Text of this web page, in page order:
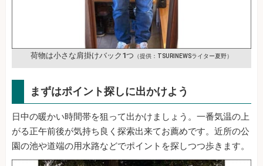
荷物は小さな肩掛けバック1つ （提供：TSURINEWSライター夏野）
まずはポイント探しに出かけよう
日中の暖かい時間帯を狙って出かけましょう。一番気温の上
がる正午前後が気持ち良く探索出来てお薦めです。近所の公
園の池や道端の用水路などでポイントを探しつつ歩きます。